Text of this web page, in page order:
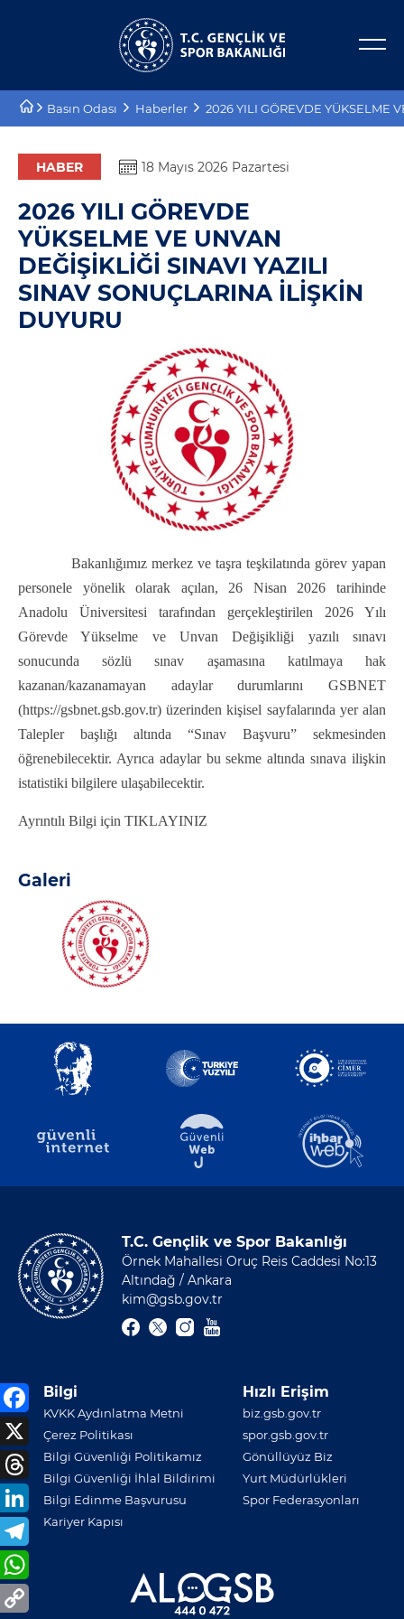
Basın Odası Haberler 2026 YILI GÖREVDE YÜKSELME
HABER 18 Mayıs 2026 Pazartesi
2026 YILI GÖREVDE
YÜKSELME VE UNVAN
DEĞİŞİKLİĞİ SINAVI YAZILI
SINAV SONUÇLARINA İLİŞKİN
DUYURU
Bakanlığımız merkez ve taşra teşkilatında görev yapan
personele yönelik olarak açılan, 26 Nisan 2026 tarihinde
Anadolu Üniversitesi tarafından gerçekleştirilen 2026 Yılı
Görevde Yükselme ve Unvan Değişikliği yazılı sınavı
sonucunda sözlü sınav aşamasına katılmaya hak
kazanan/kazanamayan adaylar durumlarını GSBNET
(https://gsbnet.gsb.gov.tr) üzerinden kişisel sayfalarında yer alan
Talepler başlığı altında “Sınav Başvuru” sekmesinden
öğrenebilecektir. Ayrıca adaylar bu sekme altında sınava ilişkin
istatistiki bilgilere ulaşabilecektir.
Ayrıntılı Bilgi için TIKLAYINIZ
Galeri
T.C. Gençlik ve Spor Bakanlığı
Örnek Mahallesi Oruç Reis Caddesi No:13
Altındağ / Ankara
kim@gsb.gov.tr
Bilgi
KVKK Aydınlatma Metni
Çerez Politikası
Bilgi Güvenliği Politikamız
Bilgi Güvenliği İhlal Bildirimi
Bilgi Edinme Başvurusu
Kariyer Kapısı
Hızlı Erişim
biz.gsb.gov.tr
spor.gsb.gov.tr
Gönüllüyüz Biz
Yurt Müdürlükleri
Spor Federasyonları
Bakan Yardımcıları
Tarihçe
Misyon, Vizyon
Teşkilat Şeması
Mevzuat
Kurumsal Kimlik
Projeler
Proje Destekleri